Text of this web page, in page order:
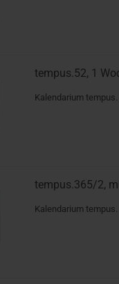
tempus.52, 1
Kalendarium
tempus.365/2,
Kalendarium